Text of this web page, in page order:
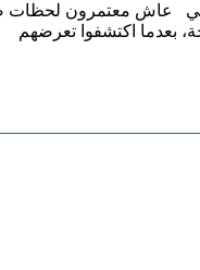
عاش معتمرون لحظات
بعدما اكتشفوا تعرضهم